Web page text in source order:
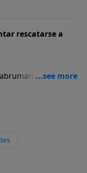
rescatarse a
Dios
y nuestra